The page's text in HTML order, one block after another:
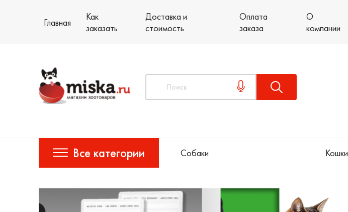
Главная
Как
заказать
Доставка и
стоимость
Оплата
заказа
О
компании
Все категории Собаки Кошки